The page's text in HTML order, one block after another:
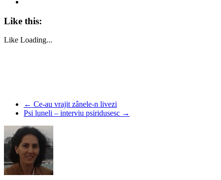
Like this:
Like Loading...
← Ce-au vrajit zânele-n livezi
Psi luneli – interviu psiridusesc →